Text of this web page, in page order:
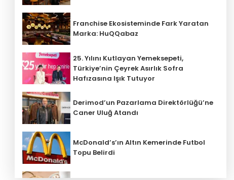
Franchise Ekosisteminde Fark Yaratan
Marka: HuQQabaz
25. Yılını Kutlayan Yemeksepeti,
Türkiye’nin Çeyrek Asırlık Sofra
Hafızasına Işık Tutuyor
Derimod’un Pazarlama Direktörlüğü’ne
Caner Uluğ Atandı
McDonald’s’ın Altın Kemerinde Futbol
Topu Belirdi